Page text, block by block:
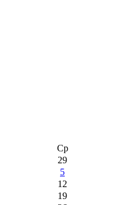
Ср
29
5
12
19